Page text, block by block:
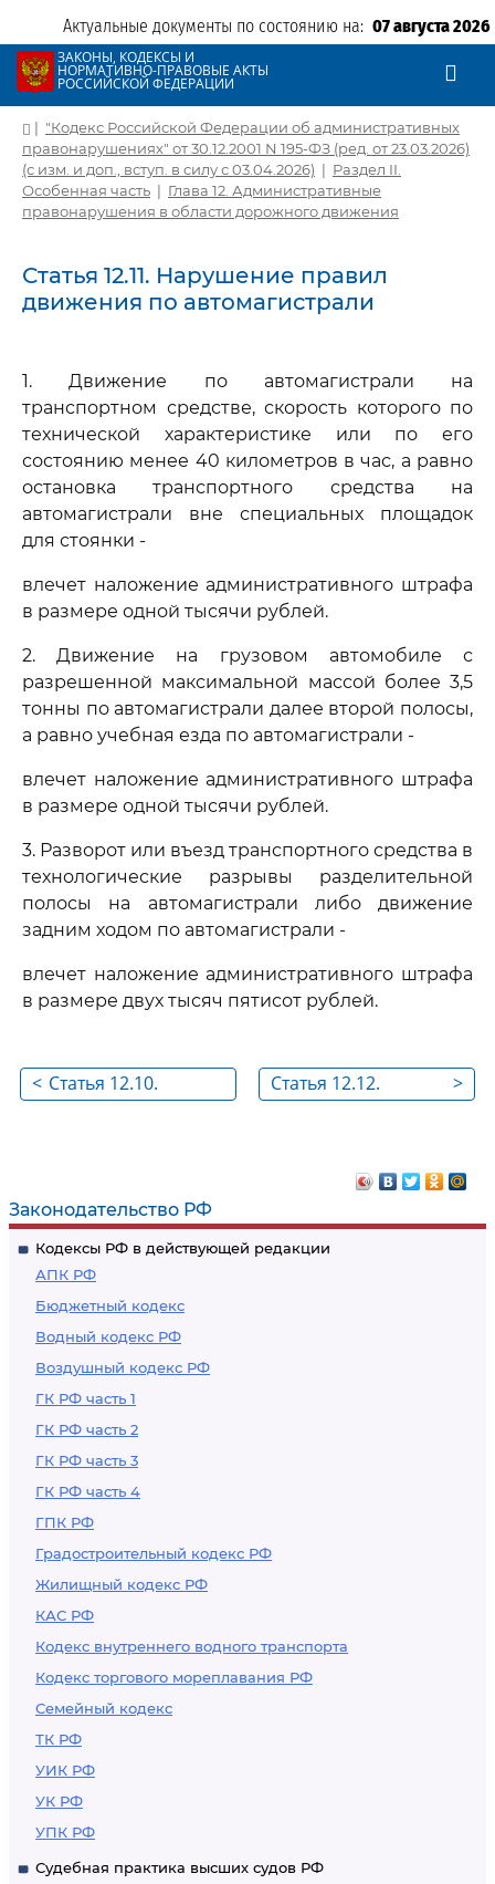
Актуальные документы по состоянию на: 07 августа 2026
ЗАКОНЫ, КОДЕКСЫ И
НОРМАТИВНО-ПРАВОВЫЕ АКТЫ
РОССИЙСКОЙ ФЕДЕРАЦИИ
Законодательство РФ
Кодексы РФ в действующей редакции
АПК РФ
Бюджетный кодекс
Водный кодекс РФ
Воздушный кодекс РФ
ГК РФ часть 1
ГК РФ часть 2
ГК РФ часть 3
ГК РФ часть 4
ГПК РФ
Градостроительный кодекс РФ
Жилищный кодекс РФ
КАС РФ
Кодекс внутреннего водного транспорта
Кодекс торгового мореплавания РФ
Семейный кодекс
ТК РФ
УИК РФ
УК РФ
УПК РФ
Судебная практика высших судов РФ
| "Кодекс Российской Федерации об административных
правонарушениях" от 30.12.2001 N 195-ФЗ (ред. от 23.03.2026)
(с изм. и доп., вступ. в силу с 03.04.2026) | Раздел II.
Особенная часть | Глава 12. Административные
правонарушения в области дорожного движения
Статья 12.11. Нарушение правил
движения по автомагистрали
1. Движение по автомагистрали на
транспортном средстве, скорость которого по
технической характеристике или по его
состоянию менее 40 километров в час, а равно
остановка транспортного средства на
автомагистрали вне специальных площадок
для стоянки -
влечет наложение административного штрафа
в размере одной тысячи рублей.
2. Движение на грузовом автомобиле с
разрешенной максимальной массой более 3,5
тонны по автомагистрали далее второй полосы,
а равно учебная езда по автомагистрали -
влечет наложение административного штрафа
в размере одной тысячи рублей.
3. Разворот или въезд транспортного средства в
технологические разрывы разделительной
полосы на автомагистрали либо движение
задним ходом по автомагистрали -
влечет наложение административного штрафа
в размере двух тысяч пятисот рублей.
< Статья 12.10.
>
Статья 12.12.
сигнал светофора
запрещающий жест
регулировщика